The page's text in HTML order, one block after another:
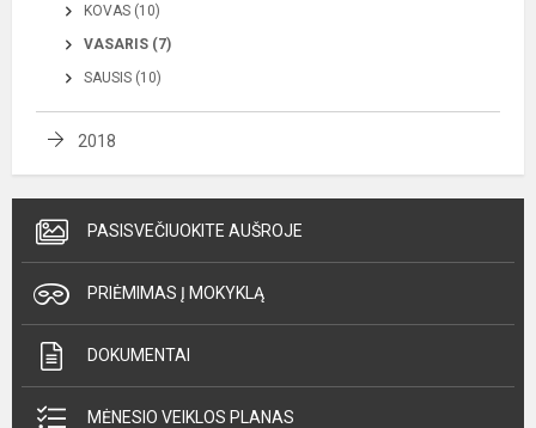
KOVAS (10)
VASARIS (7)
SAUSIS (10)
2018
PASISVEČIUOKITE AUŠROJE
PRIĖMIMAS Į MOKYKLĄ
DOKUMENTAI
MĖNESIO VEIKLOS PLANAS